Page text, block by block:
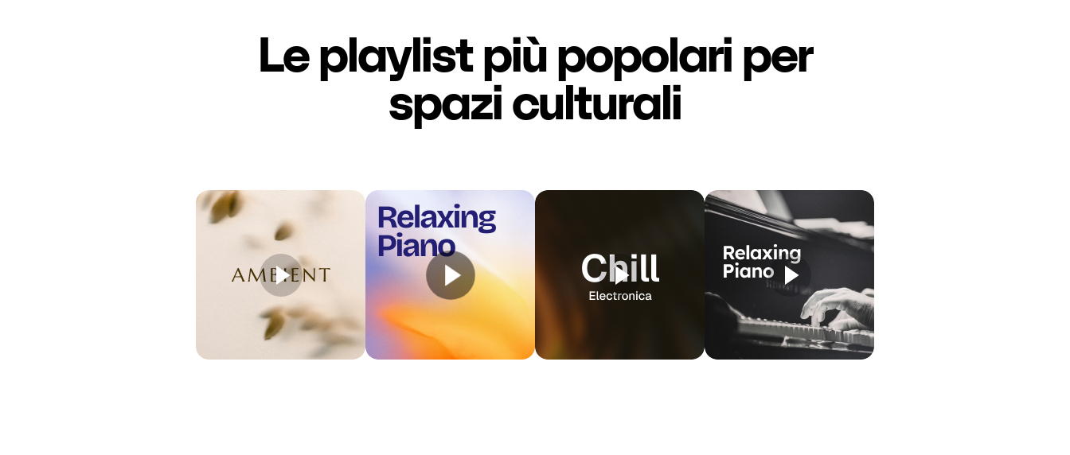
Le playlist più popolari per
spazi culturali